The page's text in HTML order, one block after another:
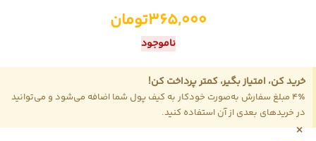
365,000تومان
ناموجود
خرید کن، امتیاز بگیر، کمتر پرداخت کن!
4٪ مبلغ سفارش به‌صورت خودکار به کیف پول شما اضافه می‌شود و می‌توانید
در خریدهای بعدی از آن استفاده کنید.
×